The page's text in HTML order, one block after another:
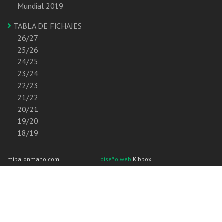
Mundial 2019
TABLA DE FICHAJES
26/27
25/26
24/25
23/24
22/23
21/22
20/21
19/20
18/19
mibalonmano.com diseño web Kibbox